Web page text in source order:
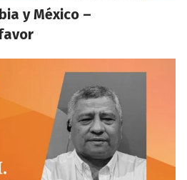
y México –